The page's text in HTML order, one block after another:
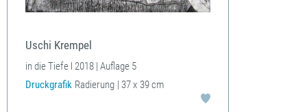
Uschi Krempel
in die Tiefe l 2018 | Auflage 5
Druckgrafik Radierung | 37 x 39 cm